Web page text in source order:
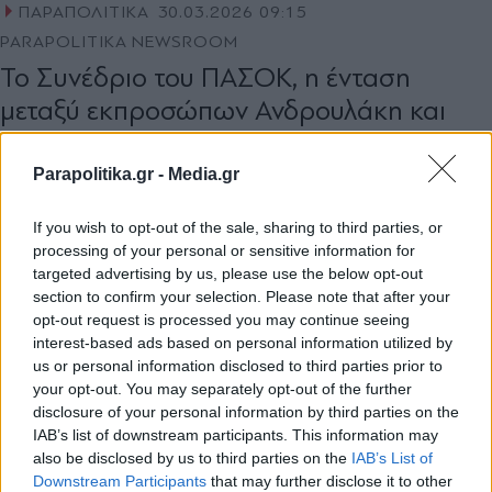
Parapolitika.gr - Media.gr
If you wish to opt-out of the sale, sharing to third parties, or
processing of your personal or sensitive information for
targeted advertising by us, please use the below opt-out
section to confirm your selection. Please note that after your
opt-out request is processed you may continue seeing
interest-based ads based on personal information utilized by
us or personal information disclosed to third parties prior to
your opt-out. You may separately opt-out of the further
disclosure of your personal information by third parties on the
IAB’s list of downstream participants. This information may
also be disclosed by us to third parties on the IAB’s List of
Downstream Participants that may further disclose it to other
ΠΑΡΑΠΟΛΙΤΙΚΑ 30.03.2026 09:15
PARAPOLITIKA NEWSROOM
Το Συνέδριο του ΠΑΣΟΚ, η ένταση
μεταξύ εκπροσώπων Ανδρουλάκη και
Δούκα, και οι εθιμοτυπικές… ψιλές
Εγγραφή στο newsletter